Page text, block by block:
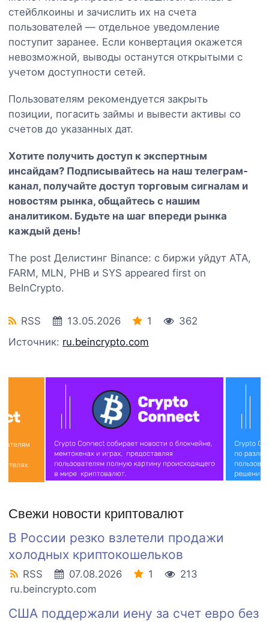
стейблкоины и зачислить их на счета
пользователей — отдельное уведомление
поступит заранее. Если конвертация окажется
невозможной, выводы останутся открытыми с
учетом доступности сетей.
Пользователям рекомендуется закрыть
позиции, погасить займы и вывести активы со
счетов до указанных дат.
Хотите получить доступ к экспертным
инсайдам? Подписывайтесь на наш телеграм-
канал, получайте доступ торговым сигналам и
новостям рынка, общайтесь с нашим
аналитиком. Будьте на шаг впереди рынка
каждый день!
The post Делистинг Binance: с биржи уйдут ATA,
FARM, MLN, PHB и SYS appeared first on
BeInCrypto.
RSS 13.05.2026 1
362
Источник: ru.beincrypto.com
Свежи новости криптовалют
В России резко взлетели продажи
холодных криптокошельков
RSS 07.08.2026 1
213
ru.beincrypto.com
США поддержали иену за счет евро без